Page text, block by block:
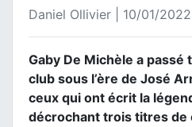
Daniel Ollivier | 10/01/2022
Gaby De Michèle a passé
club sous l’ère de José
ceux qui ont écrit la
décrochant trois titres de